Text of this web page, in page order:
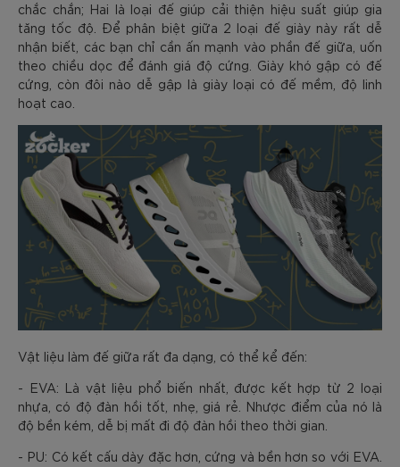
chắc chắn; Hai là loại đế giúp cải thiện hiệu suất giúp gia
tăng tốc độ. Để phân biệt giữa 2 loại đế giày này rất dễ
nhận biết, các bạn chỉ cần ấn mạnh vào phần đế giữa, uốn
theo chiều dọc để đánh giá độ cứng. Giày khó gập có đế
cứng, còn đôi nào dễ gập là giày loại có đế mềm, độ linh
hoạt cao.
Vật liệu làm đế giữa rất đa dạng, có thể kể đến:
- EVA: Là vật liệu phổ biến nhất, được kết hợp từ 2 loại
nhựa, có độ đàn hồi tốt, nhẹ, giá rẻ. Nhược điểm của nó là
độ bền kém, dễ bị mất đi độ đàn hồi theo thời gian.
- PU: Có kết cấu dày đặc hơn, cứng và bền hơn so với EVA.